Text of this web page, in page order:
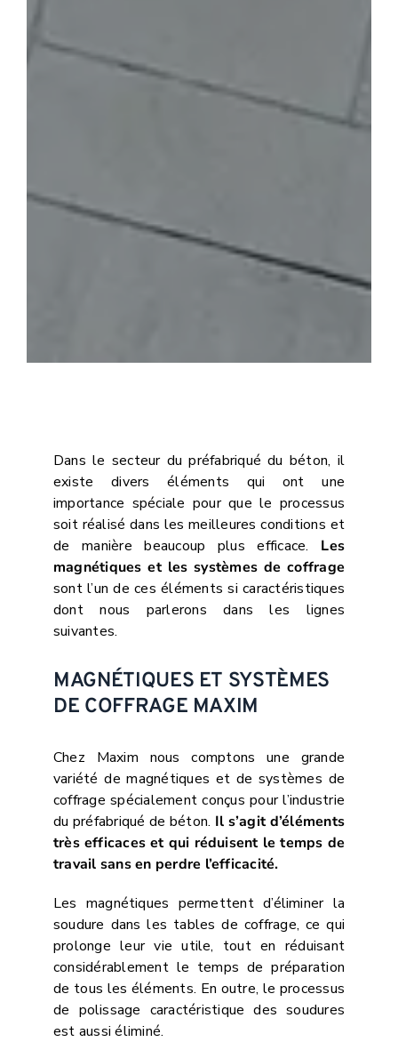
Dans le secteur du préfabriqué du béton, il
existe divers éléments qui ont une
importance spéciale pour que le processus
soit réalisé dans les meilleures conditions et
de manière beaucoup plus efficace. Les
magnétiques et les systèmes de coffrage
sont l’un de ces éléments si caractéristiques
dont nous parlerons dans les lignes
suivantes.
MAGNÉTIQUES ET SYSTÈMES
DE COFFRAGE MAXIM
Chez Maxim nous comptons une grande
variété de magnétiques et de systèmes de
coffrage spécialement conçus pour l’industrie
du préfabriqué de béton. Il s’agit d’éléments
très efficaces et qui réduisent le temps de
travail sans en perdre l’efficacité.
Les magnétiques permettent d’éliminer la
soudure dans les tables de coffrage, ce qui
prolonge leur vie utile, tout en réduisant
considérablement le temps de préparation
de tous les éléments. En outre, le processus
de polissage caractéristique des soudures
est aussi éliminé.